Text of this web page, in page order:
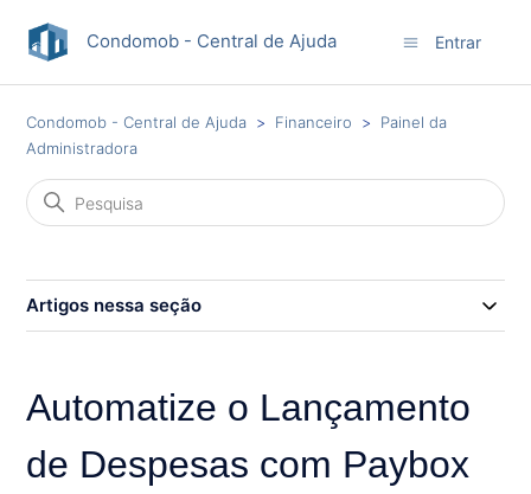
Condomob - Central de Ajuda Entrar
Condomob - Central de Ajuda Financeiro
Painel da
Administradora
Artigos nessa seção
Automatize o Lançamento
de Despesas com Paybox